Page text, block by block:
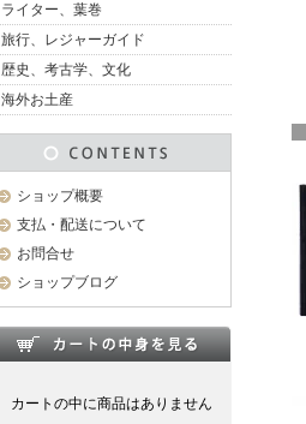
ライター、葉巻
旅行、レジャーガイド
歴史、考古学、文化
海外お土産
ショップ概要
支払・配送について
お問合せ
ショップブログ
カートの中に商品はありません